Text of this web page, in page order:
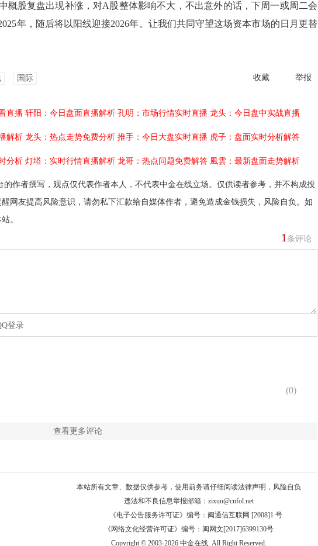
概股复盘出现补涨，对A股整体影响不大，不出意外的话，下周一或周二会
年，随后将以阳线迎接2026年。让我们共同守望这场资本市场的日月更替
收藏 举报
国际
直播 轩阳：今日盘面直播解析 孔明：市场行情实时直播 龙头：今日盘中实战直播
解析 龙头：热点走势免费分析 推手：今日大盘实时直播 虎子：盘面实时分析解答
分析 灯塔：实时行情直播解析 龙哥：热点问题免费解答 風雲：最新盘面走势解析
的作者撰写，观点仅代表作者本人，不代表中金在线立场。仅供读者参考，并不构成投
网友提高风险意识，请勿私下汇款给自媒体作者，避免造成金钱损失，风险自负。如
。
1 条评论
登录
(0)
查看更多评论
本站所有文章、数据仅供参考，使用前务请仔细阅读法律声明 ，风险自负
违法和不良信息举报邮箱： zixun@cnfol.net
《电子公告服务许可证》编号：闽通信互联网 [2008]1 号
《网络文化经营许可证》编号：闽网文[2017]6399130号
Copyright © 2003-2026 中金在线. All Right Reserved.